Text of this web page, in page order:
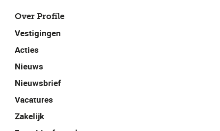
Over Profile
Vestigingen
Acties
Nieuws
Nieuwsbrief
Vacatures
Zakelijk